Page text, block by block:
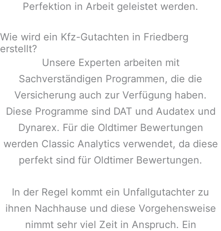
Perfektion in Arbeit geleistet werden.
Wie wird ein Kfz-Gutachten in Friedberg
erstellt?
Unsere Experten arbeiten mit
Sachverständigen Programmen, die die
Versicherung auch zur Verfügung haben.
Diese Programme sind DAT und Audatex und
Dynarex. Für die Oldtimer Bewertungen
werden Classic Analytics verwendet, da diese
perfekt sind für Oldtimer Bewertungen.
In der Regel kommt ein Unfallgutachter zu
ihnen Nachhause und diese Vorgehensweise
nimmt sehr viel Zeit in Anspruch. Ein